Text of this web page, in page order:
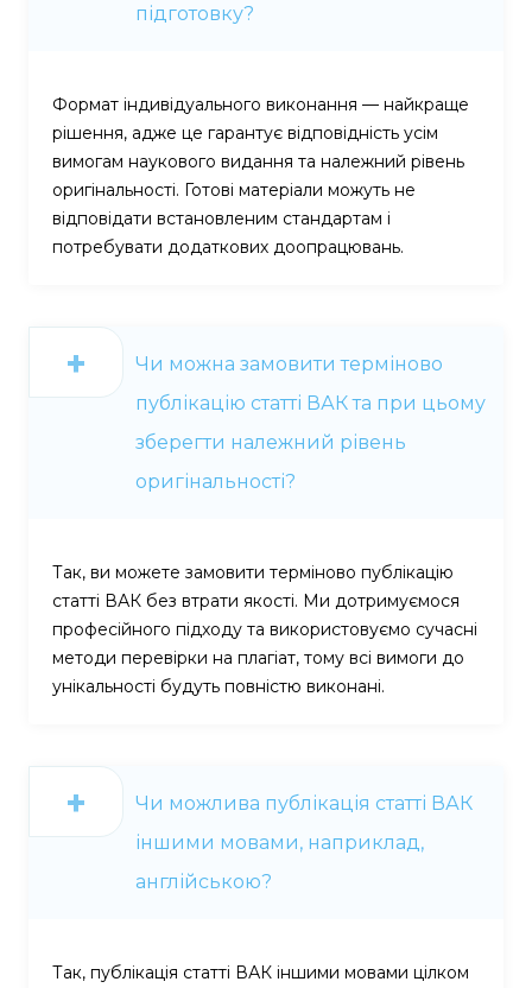
підготовку?
Формат індивідуального виконання — найкраще
рішення, адже це гарантує відповідність усім
вимогам наукового видання та належний рівень
оригінальності. Готові матеріали можуть не
відповідати встановленим стандартам і
потребувати додаткових доопрацювань.
Чи можна замовити терміново
публікацію статті ВАК та при цьому
зберегти належний рівень
оригінальності?
Так, ви можете замовити терміново публікацію
статті ВАК без втрати якості. Ми дотримуємося
професійного підходу та використовуємо сучасні
методи перевірки на плагіат, тому всі вимоги до
унікальності будуть повністю виконані.
Чи можлива публікація статті ВАК
іншими мовами, наприклад,
англійською?
Так, публікація статті ВАК іншими мовами цілком